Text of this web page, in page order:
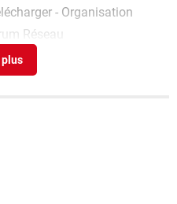
- Organisation
Réseau
- Organisation